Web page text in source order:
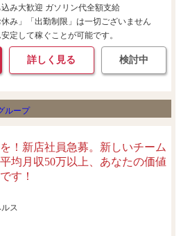
み大歓迎 ガソリン代全額支給
休み」「出勤制限」は一切ございません
定して稼ぐことが可能です。
詳しく見る 検討中
ループ
！新店社員急募。新しいチーム
均月収50万以上、あなたの価値
す！
ス